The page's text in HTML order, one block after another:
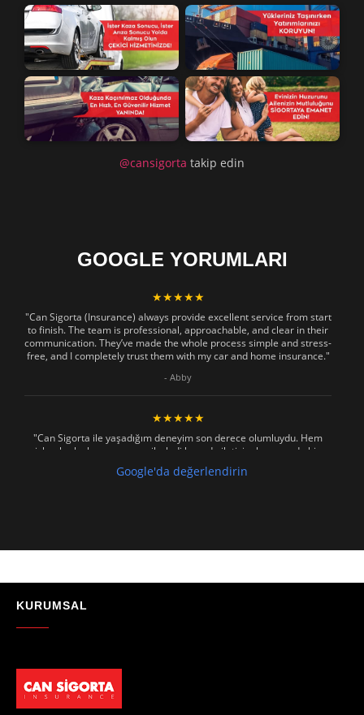
@cansigorta takip edin
GOOGLE YORUMLARI
★★★★★
"Can Sigorta (Insurance) always provide excellent service from start
to finish. The team is professional, approachable, and clear in their
communication. They’ve made the whole process simple and stress-
free, and I completely trust them with my car and home insurance."
- Abby
★★★★★
"Can Sigorta ile yaşadığım deneyim son derece olumluydu. Hem
işlemler hızlı ve sorunsuz ilerledi hem de iletişim konusunda hiç
zorlanmadım. Aradığımda ya da mesaj attığımda hemen dönüş
sağladılar, her soruma sabırla ve açıklayıcı bir şekilde yanıt verdiler.
"Absolutelly the best at the TRNC. Highly recommeded !!! Thank You
Google'da değerlendirin
KURUMSAL